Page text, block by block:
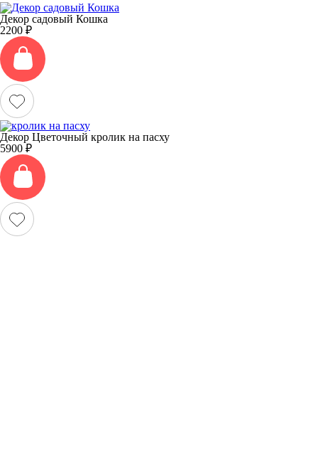
Декор садовый Кошка
2200 ₽
Декор Цветочный кролик на пасху
5900 ₽